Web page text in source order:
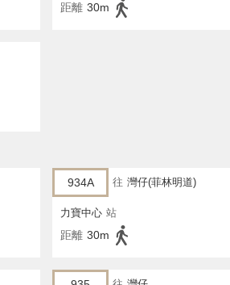
距離 30m
934A 往 灣仔(菲林明道)
力寶中心 站
距離 30m